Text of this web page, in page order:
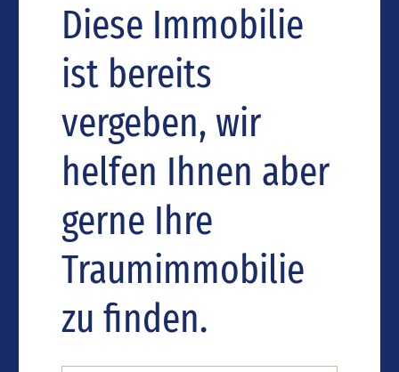
Diese Immobilie
ist bereits
vergeben, wir
helfen Ihnen aber
gerne Ihre
Traumimmobilie
zu finden.